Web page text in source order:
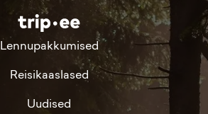
Lennupakkumised
Reisikaaslased
Uudised